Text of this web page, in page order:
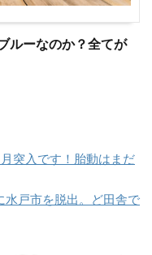
ルーなのか？全てが
突入です！胎動はまだ
水戸市を脱出。ど田舎で